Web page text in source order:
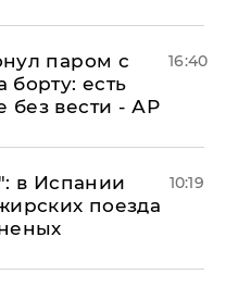
паром с
борту: есть
без вести - АР
16:40
в Испании
поезда
10:19